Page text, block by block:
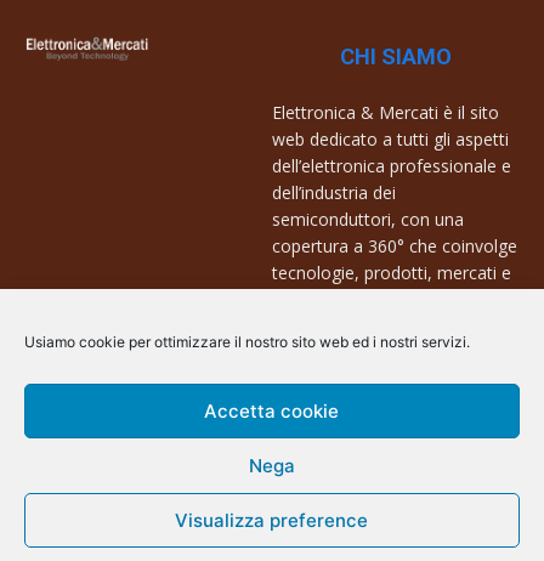
Usiamo cookie per ottimizzare il nostro sito web ed i nostri servizi.
Accetta cookie
Nega
Visualizza preference
CHI SIAMO
Elettronica & Mercati è il sito
web dedicato a tutti gli aspetti
dell’elettronica professionale e
dell’industria dei
semiconduttori, con una
copertura a 360° che coinvolge
tecnologie, prodotti, mercati e
Contatti:
info@arscommunication.it
@ArsCommunication 2023